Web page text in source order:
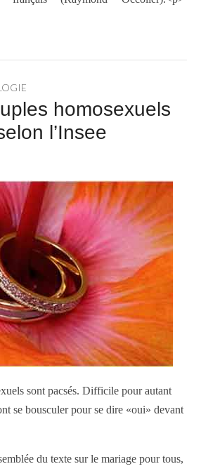
homosexuels
l’Insee
sont pacsés. Difficile pour autant
se bousculer pour se dire «oui» devant
du texte sur le mariage pour tous,